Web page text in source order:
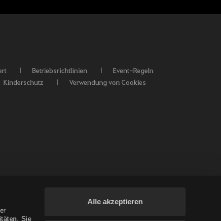
Sie
Alle akzeptieren
Betriebsrichtlinien
Event-Regeln
Kinderschutz
Verwendung von Cookies